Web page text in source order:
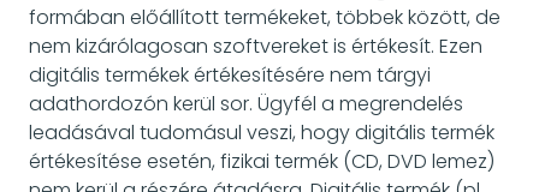
formában előállított termékeket, többek között, de
nem kizárólagosan szoftvereket is értékesít. Ezen
digitális termékek értékesítésére nem tárgyi
adathordozón kerül sor. Ügyfél a megrendelés
leadásával tudomásul veszi, hogy digitális termék
értékesítése esetén, fizikai termék (CD, DVD lemez)